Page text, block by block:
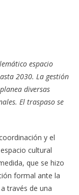
espacio
2030. La gestión
diversas
El traspaso se
y el
cultural
que se hizo
formal ante la
través de una